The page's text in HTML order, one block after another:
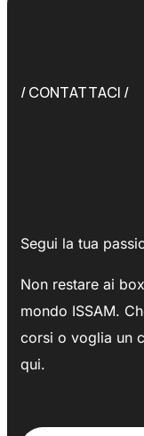
/ CONTATTACI /
Segui la tua
Non restare ai
mondo ISSAM.
corsi o voglia un
qui.